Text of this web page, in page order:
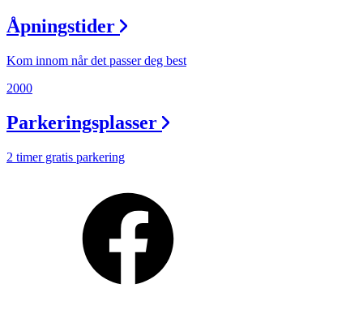
Åpningstider
Kom innom når det passer deg best
2000
Parkeringsplasser
2 timer gratis parkering